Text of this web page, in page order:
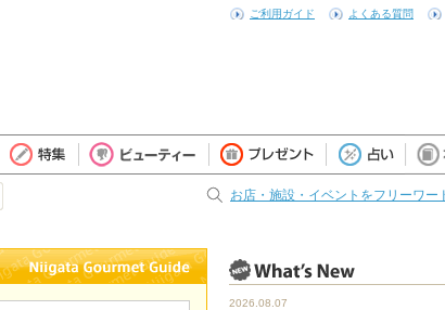
ご利用ガイド よくある質問
お店・施設・イベントをフリーワー
2026.08.07